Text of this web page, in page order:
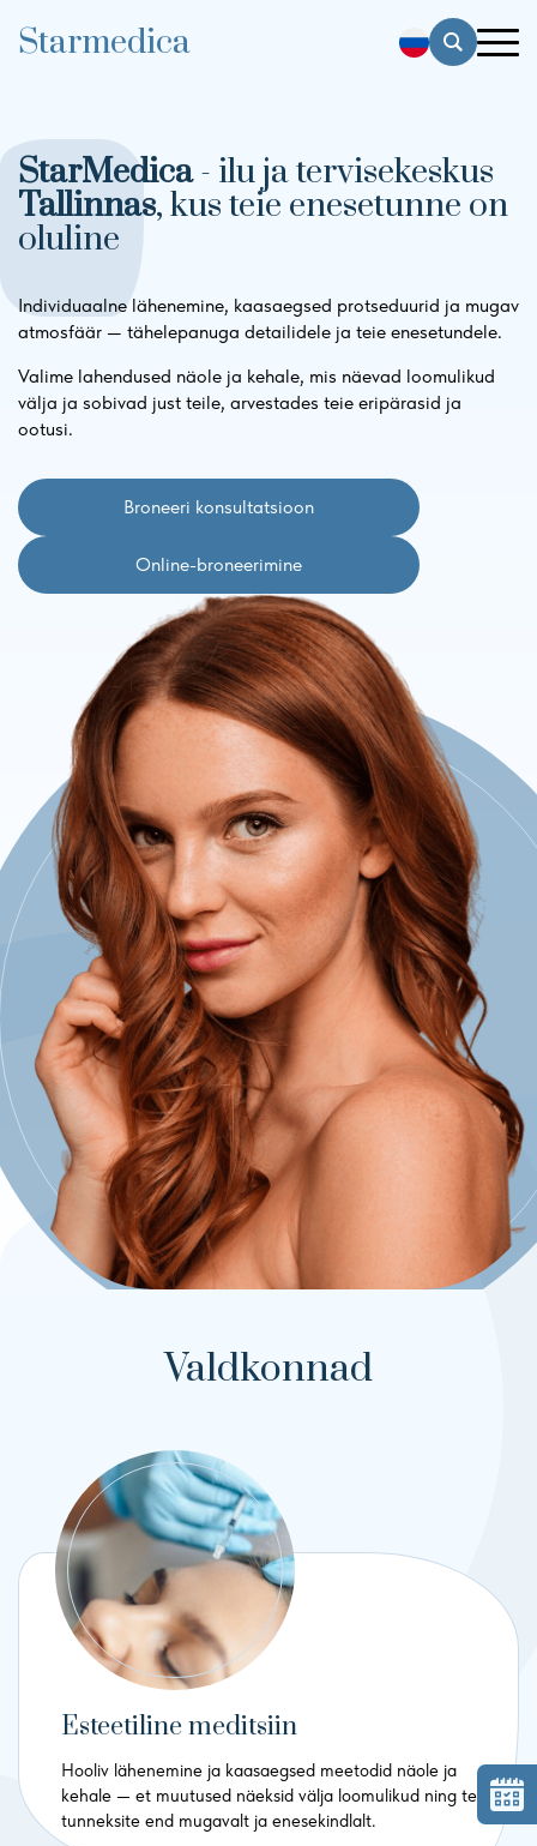
Starmedica
StarMedica- ilu ja tervisekeskus
Tallinnas, kus teie enesetunne on
oluline
Individuaalne lähenemine, kaasaegsed protseduurid ja mugav
atmosfäär — tähelepanuga detailidele ja teie enesetundele.
Valime lahendused näole ja kehale, mis näevad loomulikud
välja ja sobivad just teile, arvestades teie eripärasid ja
ootusi.
Broneeri konsultatsioon
Online-broneerimine
Valdkonnad
Esteetiline meditsiin
Hooliv lähenemine ja kaasaegsed meetodid näole ja
kehale — et muutused näeksid välja loomulikud ning te
tunneksite end mugavalt ja enesekindlalt.